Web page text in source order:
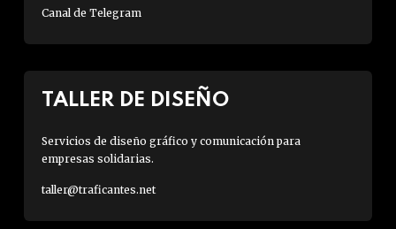
Canal de Telegram
TALLER DE DISEÑO
Servicios de diseño gráfico y comunicación para
empresas solidarias.
taller@traficantes.net